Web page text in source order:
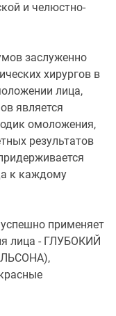
и челюстно-
заслуженно
хирургов в
лица,
является
омоложения,
результатов
к каждому
применяет
лица - ГЛУБОКИЙ